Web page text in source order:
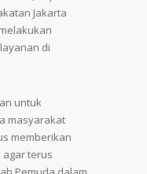
Jakarta
di
untuk
masyarakat
memberikan
terus